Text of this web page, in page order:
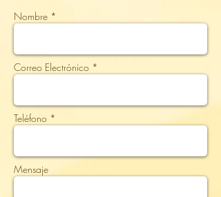
Nombre *
Correo Electrónico *
Teléfono *
Mensaje